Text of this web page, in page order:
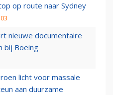
op route naar Sydney
nieuwe documentaire
bij Boeing
licht voor massale
aan duurzame